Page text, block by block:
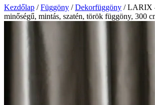
Kezdőlap /Függöny /Dekorfüggöny / LARIX
minőségű, mintás, szatén, török függöny, 300